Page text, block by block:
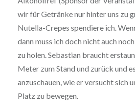
wir für Getränke nur hinter uns zu
Nutella-Crepes spendiere ich.
dann muss ich doch nicht auch
zu holen. Sebastian braucht
Meter zum Stand und zurück und
anzuschauen, wie er versucht sich
Platz zu bewegen.